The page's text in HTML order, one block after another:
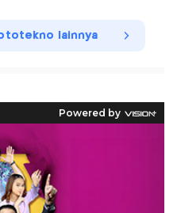
lainnya